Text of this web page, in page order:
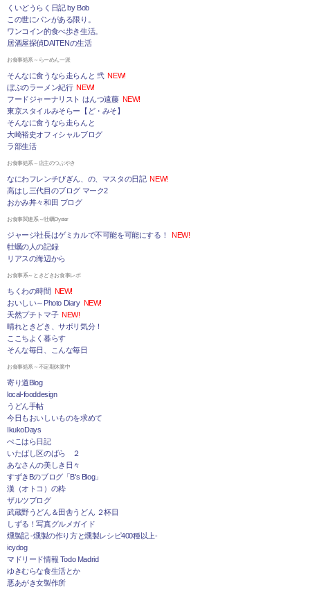
くいどうらく日記 by Bob
この世にパンがある限り。
ワンコイン的食べ歩き生活。
居酒屋探偵DAITENの生活
お食事処系～らーめん一派
そんなに食うなら走らんと 弐 NEW!
ぼぶのラーメン紀行 NEW!
フードジャーナリスト はんつ遠藤 NEW!
東京スタイルみそらー【ど・みそ】
そんなに食うなら走らんと
大崎裕史オフィシャルブログ
ラ部生活
お食事処系～店主のつぶやき
なにわフレンチびぎん、の、マスタの日記 NEW!
高はし三代目のブログ マーク2
おかみ丼々和田 ブログ
お食事関連系～牡蠣Oyster
ジャージ社長はゲミカルで不可能を可能にする！
NEW!
牡蠣の人の記録
リアスの海辺から
お食事系～ときどきお食事レポ
ちくわの時間 NEW!
おいしい～Photo Diary NEW!
天然プチトマ子 NEW!
晴れときどき、サボリ気分！
ここちよく暮らす
そんな毎日、こんな毎日
お食事処系～不定期休業中
寄り道Blog
local-fooddesign
うどん手帖
今日もおいしいものを求めて
IkukoDays
ぺこはら日記
いたばし区のばら ２
あなさんの美しき日々
すずきBのブログ「B's Blog」
漢（オトコ）の粋
ザルツブログ
武蔵野うどん＆田舎うどん ２杯目
しずる！写真グルメガイド
燻製記 -燻製の作り方と燻製レシピ400種以上-
icydog
マドリード情報 Todo Madrid
ゆきむらな食生活とか
悪あがき女製作所